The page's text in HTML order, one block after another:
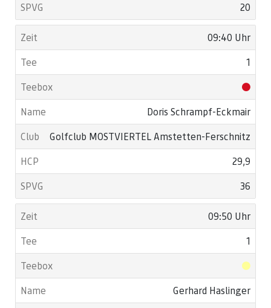
20
09:40 Uhr
1
Doris Schrampf-Eckmair
Golfclub MOSTVIERTEL Amstetten-Ferschnitz
29,9
36
09:50 Uhr
1
Gerhard Haslinger